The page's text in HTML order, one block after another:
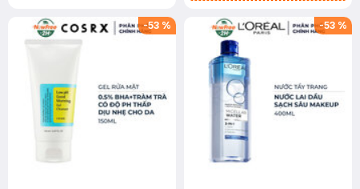
-53 % -53 %